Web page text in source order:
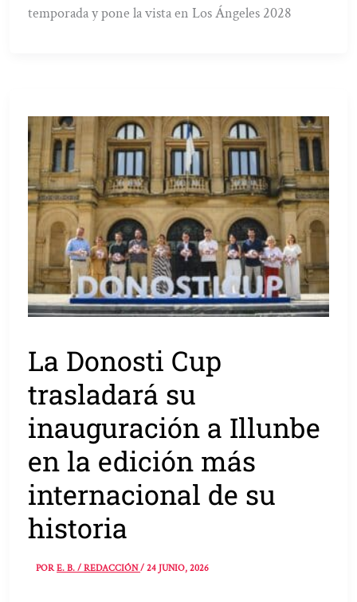
temporada y pone la vista en Los Ángeles 2028
La Donosti Cup
trasladará su
inauguración a Illunbe
en la edición más
internacional de su
historia
PORE. B. / REDACCIÓN/24 JUNIO, 2026